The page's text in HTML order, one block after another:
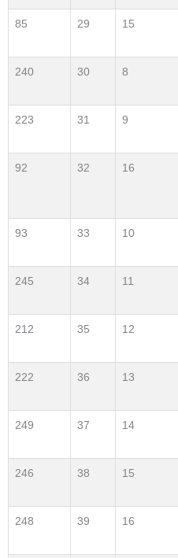
85 29 15
240 30 8
223 31 9
92 32 16
93 33 10
245 34 11
212 35 12
222 36 13
249 37 14
246 38 15
248 39 16